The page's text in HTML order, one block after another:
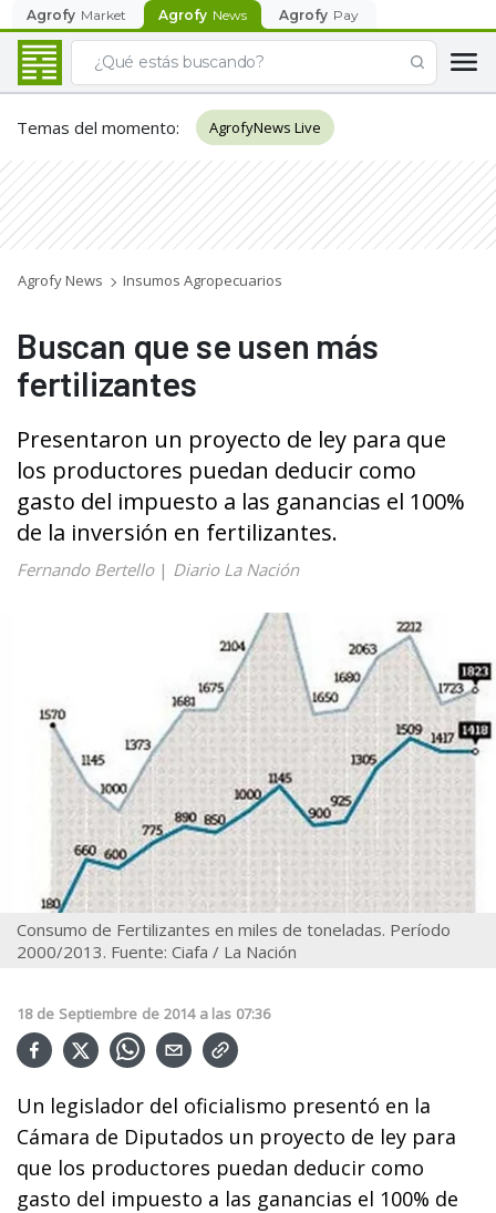
Agrofy Market Agrofy News Agrofy Pay
Temas del momento: AgrofyNews Live
Agrofy News Insumos Agropecuarios
Buscan que se usen más
fertilizantes
Presentaron un proyecto de ley para que
los productores puedan deducir como
gasto del impuesto a las ganancias el 100%
de la inversión en fertilizantes.
Fernando Bertello| Diario La Nación
Consumo de Fertilizantes en miles de toneladas. Período
2000/2013. Fuente: Ciafa / La Nación
18 de Septiembre de 2014 a las 07:36
Un legislador del oficialismo presentó en la
Cámara de Diputados un proyecto de ley para
que los productores puedan deducir como
gasto del impuesto a las ganancias el 100% de